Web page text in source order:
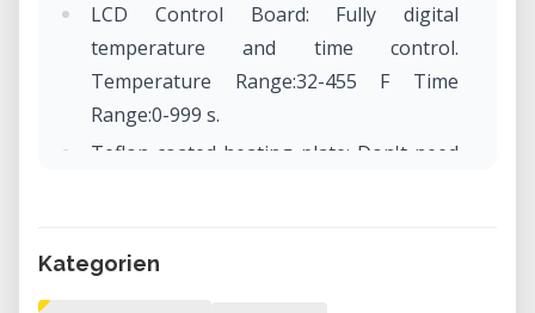
LCD Control Board: Fully digital
temperature and time control.
Temperature Range:32-455 F Time
Range:0-999 s.
Teflon coated heating plate: Don't need
attractive appearance.
Kategorien